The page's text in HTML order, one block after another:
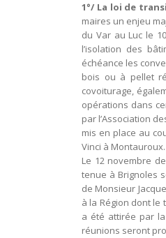
1°/ La loi de
maires un enjeu
du Var au Luc le
l’isolation des
échéance les
bois ou à pellet
covoiturage,
opérations dans
par l’Association
mis en place au
Vinci à Montauroux.
Le 12 novembre
tenue à Brignoles
de Monsieur
à la Région dont
a été attirée par la
réunions seront